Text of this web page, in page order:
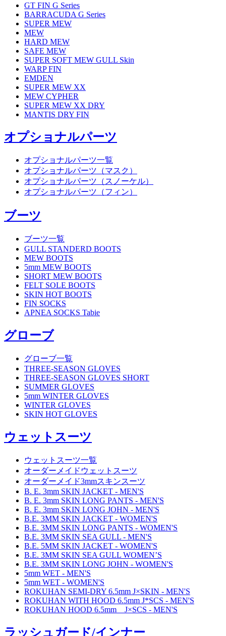
GT FIN G Series
BARRACUDA G Series
SUPER MEW
MEW
HARD MEW
SAFE MEW
SUPER SOFT MEW GULL Skin
WARP FIN
EMDEN
SUPER MEW XX
MEW CYPHER
SUPER MEW XX DRY
MANTIS DRY FIN
オプショナルパーツ
オプショナルパーツ一覧
オプショナルパーツ（マスク）
オプショナルパーツ（スノーケル）
オプショナルパーツ（フィン）
ブーツ
ブーツ一覧
GULL STANDERD BOOTS
MEW BOOTS
5mm MEW BOOTS
SHORT MEW BOOTS
FELT SOLE BOOTS
SKIN HOT BOOTS
FIN SOCKS
APNEA SOCKS Tabie
グローブ
グローブ一覧
THREE-SEASON GLOVES
THREE-SEASON GLOVES SHORT
SUMMER GLOVES
5mm WINTER GLOVES
WINTER GLOVES
SKIN HOT GLOVES
ウェットスーツ
ウェットスーツ一覧
オーダーメイドウェットスーツ
オーダーメイド3mmスキンスーツ
B. E. 3mm SKIN JACKET - MEN'S
B. E. 3mm SKIN LONG PANTS - MEN'S
B. E. 3mm SKIN LONG JOHN - MEN'S
B.E. 3MM SKIN JACKET - WOMEN'S
B.E. 3MM SKIN LONG PANTS - WOMEN'S
B.E. 3MM SKIN SEA GULL - MEN'S
B.E. 5MM SKIN JACKET - WOMEN'S
B.E. 3MM SKIN SEA GULL WOMEN’S
B.E. 3MM SKIN LONG JOHN - WOMEN'S
5mm WET - MEN'S
5mm WET - WOMEN'S
ROKUHAN SEMI-DRY 6.5mm J×SKIN - MEN'S
ROKUHAN WITH HOOD 6.5mm J*SCS - MEN'S
ROKUHAN HOOD 6.5mm J×SCS - MEN'S
ラッシュガード/インナー